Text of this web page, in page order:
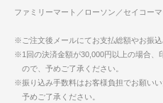
ファミリーマート／ローソン／セイコー
※ご注文後メールにてお支払総額やお振込
※1回の決済金額が30,000円以上の場合、
ので、予めご了承ください。
※振り込み手数料はお客様負担でお願いい
予めご了承ください。